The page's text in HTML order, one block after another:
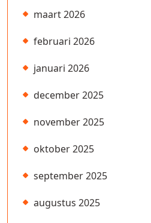
maart 2026
februari 2026
januari 2026
december 2025
november 2025
oktober 2025
september 2025
augustus 2025